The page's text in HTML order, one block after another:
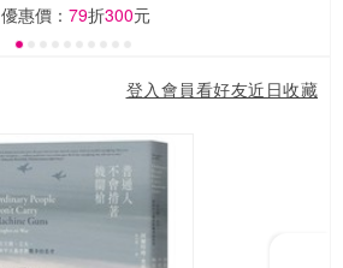
優惠價： 79折300元
登入會員看好友近日收藏